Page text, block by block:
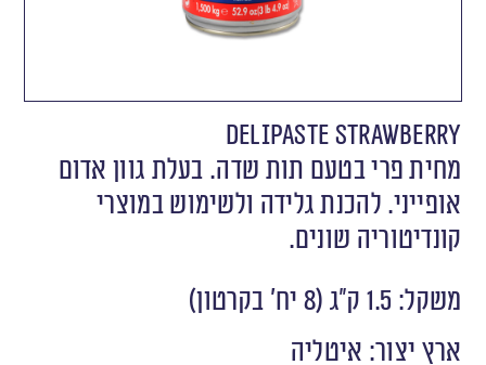
DELIPASTE STRAWBERRY
מחית פרי בטעם תות שדה. בעלת גוון אדום
אופייני. להכנת גלידה ולשימוש במוצרי
קונדיטוריה שונים.
משקל: 1.5 ק״ג (8 יח' בקרטון)
ארץ יצור: איטליה